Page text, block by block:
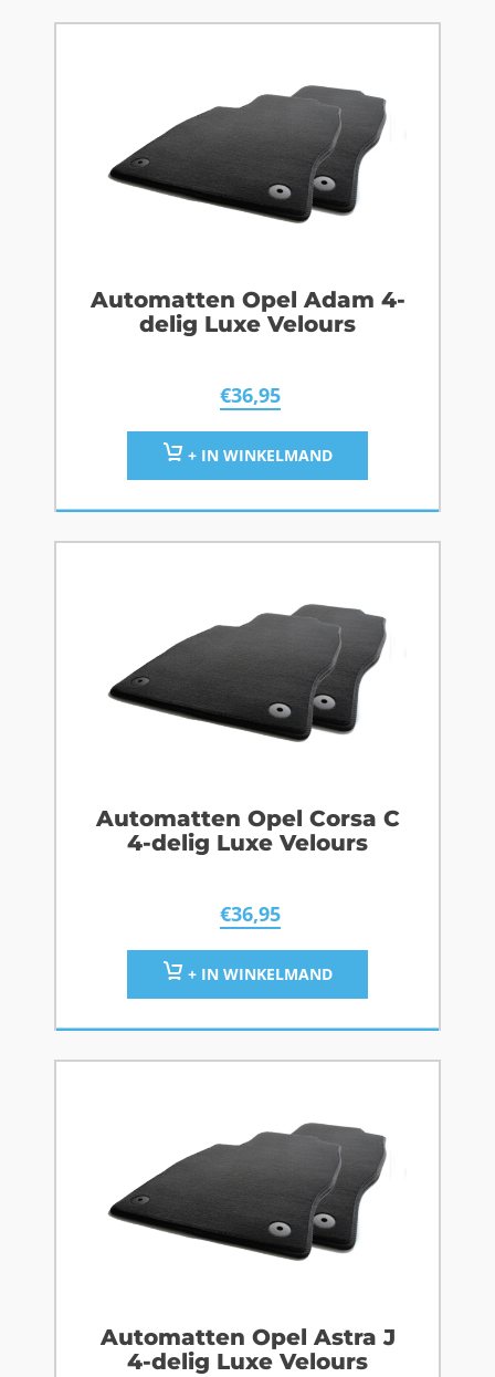
Automatten Opel Adam 4-
delig Luxe Velours
€36,95
+ IN WINKELMAND
Automatten Opel Corsa C
4-delig Luxe Velours
€36,95
+ IN WINKELMAND
Automatten Opel Astra J
4-delig Luxe Velours